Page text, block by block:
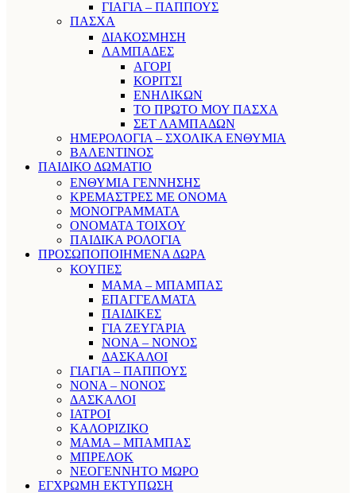
ΓΙΑΓΙΑ – ΠΑΠΠΟΥΣ
ΠΑΣΧΑ
ΔΙΑΚΟΣΜΗΣΗ
ΛΑΜΠΑΔΕΣ
ΑΓΟΡΙ
ΚΟΡΙΤΣΙ
ΕΝΗΛΙΚΩΝ
ΤΟ ΠΡΩΤΟ ΜΟΥ ΠΑΣΧΑ
ΣΕΤ ΛΑΜΠΑΔΩΝ
ΗΜΕΡΟΛΟΓΙΑ – ΣΧΟΛΙΚΑ ΕΝΘΥΜΙΑ
ΒΑΛΕΝΤΙΝΟΣ
ΠΑΙΔΙΚΟ ΔΩΜΑΤΙΟ
ΕΝΘΥΜΙΑ ΓΕΝΝΗΣΗΣ
ΚΡΕΜΑΣΤΡΕΣ ΜΕ ΟΝΟΜΑ
ΜΟΝΟΓΡΑΜΜΑΤΑ
ΟΝΟΜΑΤΑ ΤΟΙΧΟΥ
ΠΑΙΔΙΚΑ ΡΟΛΟΓΙΑ
ΠΡΟΣΩΠΟΠΟΙΗΜΕΝΑ ΔΩΡΑ
ΚΟΥΠΕΣ
ΜΑΜΑ – ΜΠΑΜΠΑΣ
ΕΠΑΓΓΕΛΜΑΤΑ
ΠΑΙΔΙΚΕΣ
ΓΙΑ ΖΕΥΓΑΡΙΑ
ΝΟΝΑ – ΝΟΝΟΣ
ΔΑΣΚΑΛΟΙ
ΓΙΑΓΙΑ – ΠΑΠΠΟΥΣ
ΝΟΝΑ – ΝΟΝΟΣ
ΔΑΣΚΑΛΟΙ
ΙΑΤΡΟΙ
ΚΑΛΟΡΙΖΙΚΟ
ΜΑΜΑ – ΜΠΑΜΠΑΣ
ΜΠΡΕΛΟΚ
ΝΕΟΓΕΝΝΗΤΟ ΜΩΡΟ
ΕΓΧΡΩΜΗ ΕΚΤΥΠΩΣΗ